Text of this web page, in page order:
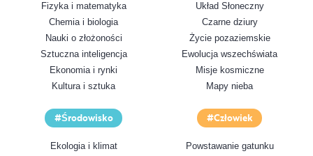
Fizyka i matematyka
Chemia i biologia
Nauki o złożoności
Sztuczna inteligencja
Ekonomia i rynki
Kultura i sztuka
Układ Słoneczny
Czarne dziury
Życie pozaziemskie
Ewolucja wszechświata
Misje kosmiczne
Mapy nieba
Środowisko
Ekologia i klimat
Człowiek
Powstawanie gatunku